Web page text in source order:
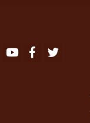
Youtube Facebook